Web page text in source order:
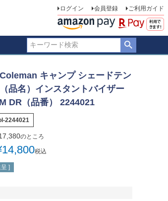
ログイン 会員登録 ご利用ガイド
キャンプ シェードテン
品名）インスタントバイザー
DR（品番） 2244021
2244021
のところ
14,800税込
]